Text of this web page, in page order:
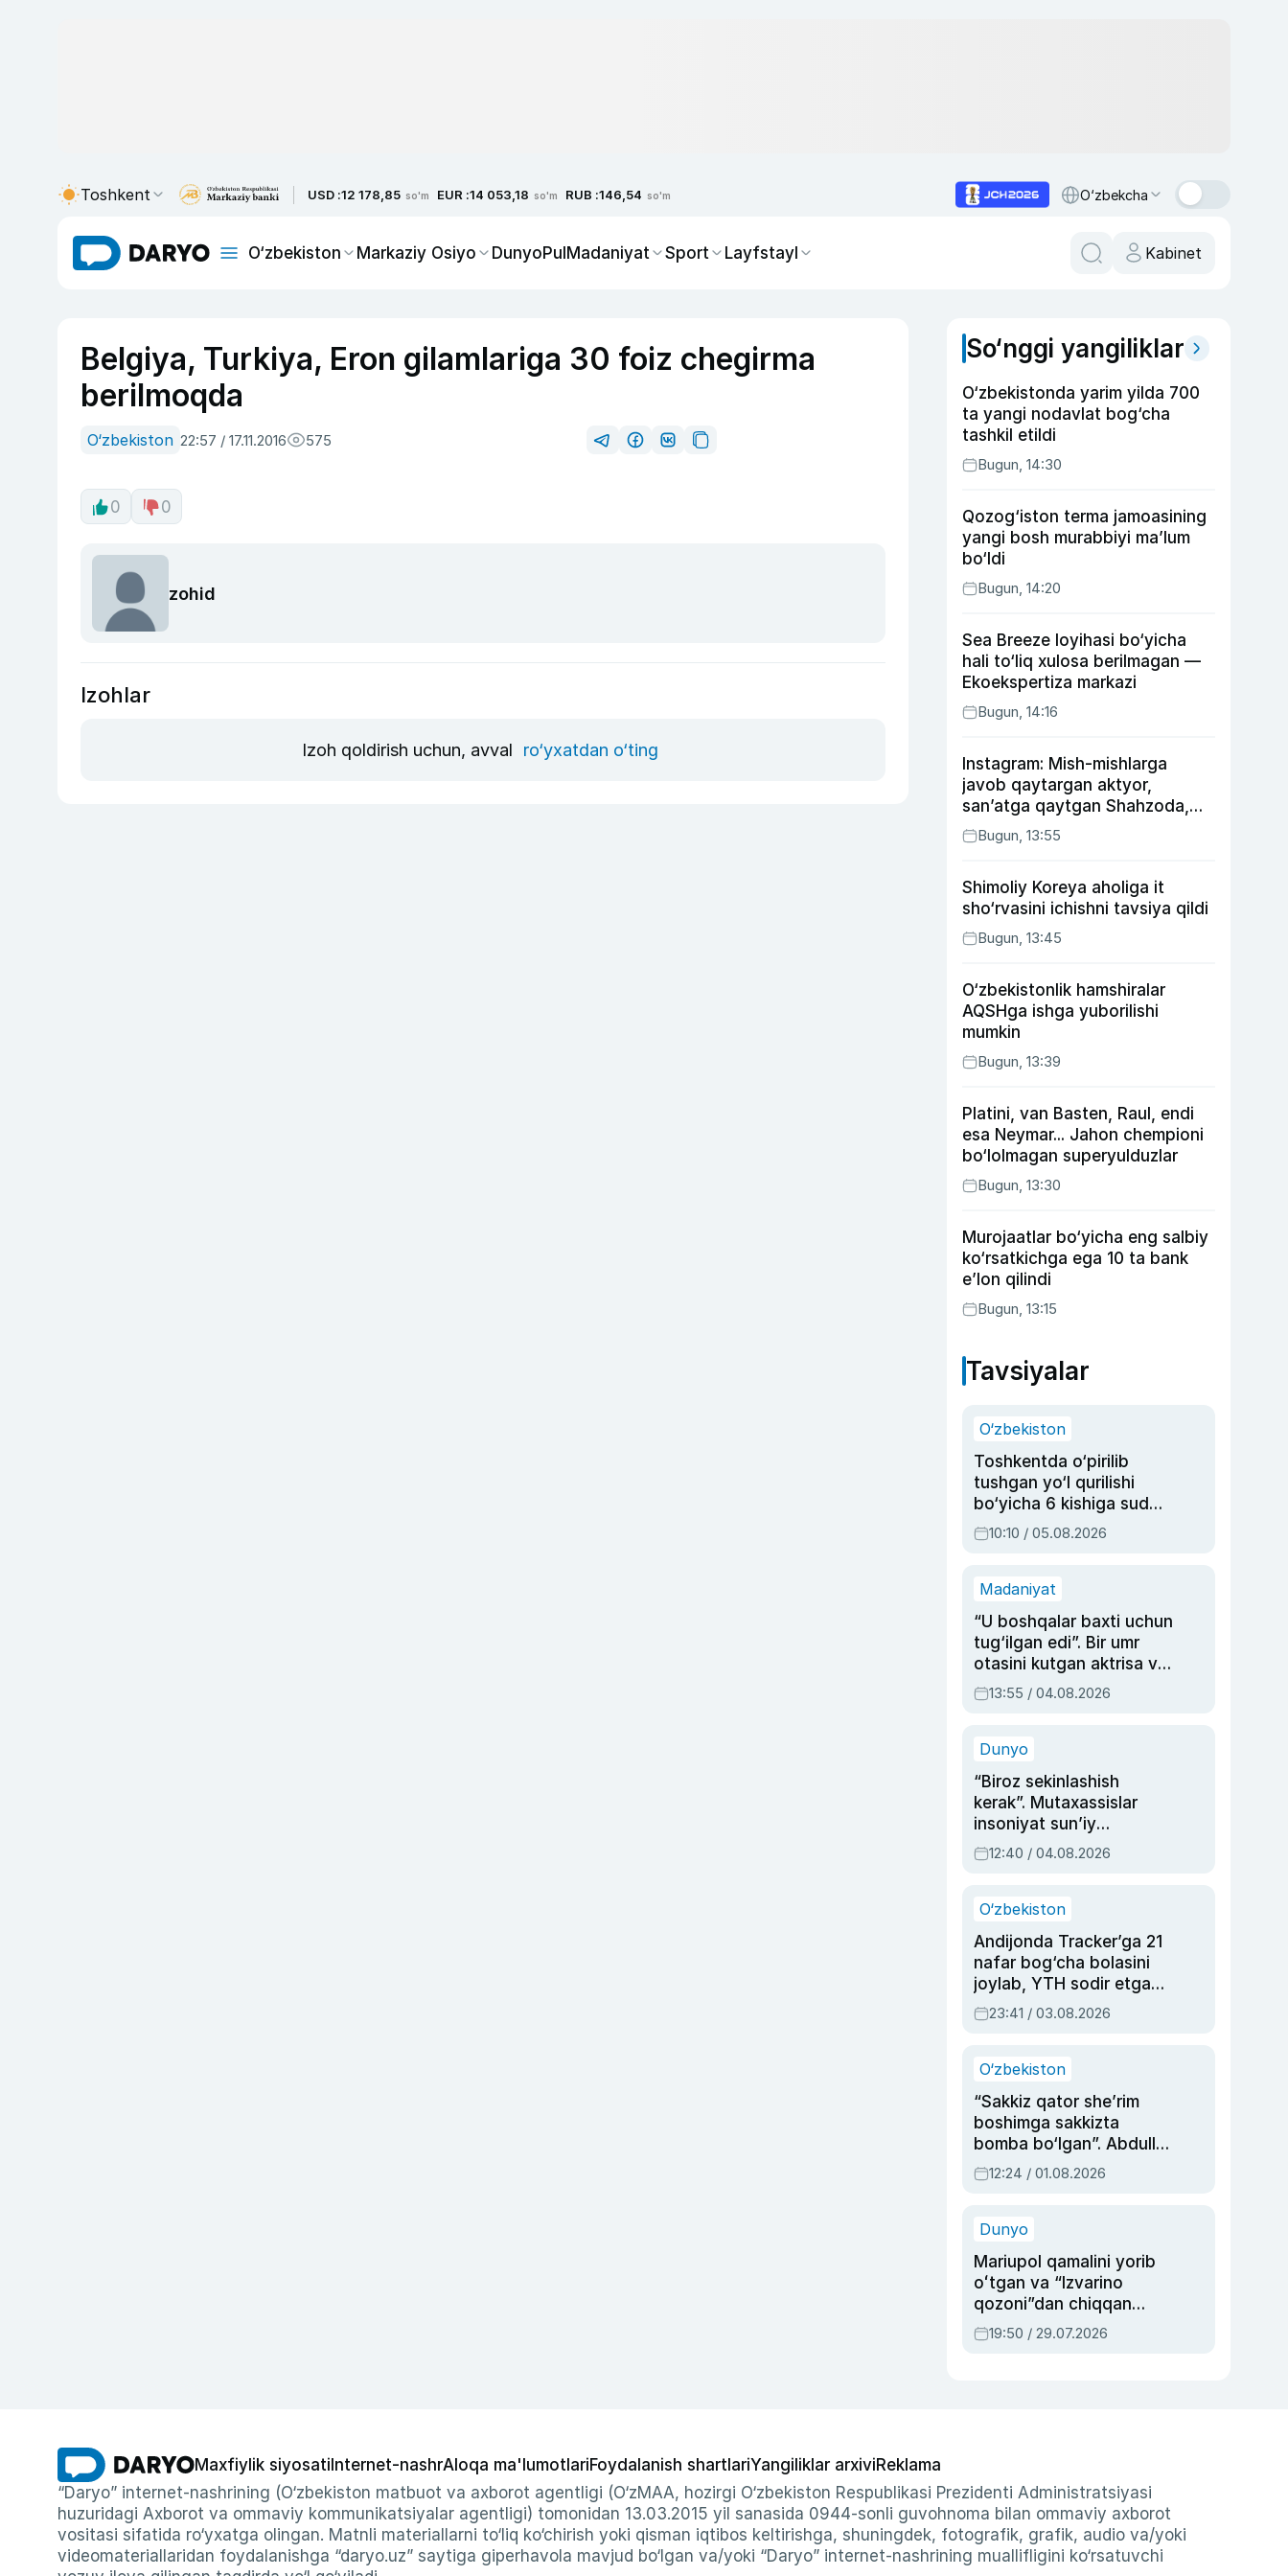
Toshkent USD :12 178,85 so'm EUR :14 053,18 so'm RUB :146,54 so'm O‘zbekcha
O‘zbekiston Markaziy Osiyo DunyoPulMadaniyat Sport Layfstayl Kabinet
Belgiya, Turkiya, Eron gilamlariga 30 foiz chegirma
berilmoqda
O‘zbekiston 22:57 / 17.11.2016 575
0 0
zohid
Izohlar
Izoh qoldirish uchun, avval ro‘yxatdan o‘ting
So‘nggi yangiliklar
O‘zbekistonda yarim yilda 700
ta yangi nodavlat bog‘cha
tashkil etildi
Bugun, 14:30
Qozog‘iston terma jamoasining
yangi bosh murabbiyi ma’lum
bo‘ldi
Bugun, 14:20
Sea Breeze loyihasi bo‘yicha
hali to‘liq xulosa berilmagan —
Ekoekspertiza markazi
Bugun, 14:16
Instagram: Mish-mishlarga
javob qaytargan aktyor,
san’atga qaytgan Shahzoda,
yo‘lga asfalt yotqizgan
Jahongir Otajonov
Bugun, 13:55
Shimoliy Koreya aholiga it
sho‘rvasini ichishni tavsiya qildi
Bugun, 13:45
O‘zbekistonlik hamshiralar
AQSHga ishga yuborilishi
mumkin
Bugun, 13:39
Platini, van Basten, Raul, endi
esa Neymar... Jahon chempioni
bo‘lolmagan superyulduzlar
Bugun, 13:30
Murojaatlar bo‘yicha eng salbiy
ko‘rsatkichga ega 10 ta bank
e’lon qilindi
Bugun, 13:15
Tavsiyalar
O‘zbekiston
Toshkentda o‘pirilib
tushgan yo‘l qurilishi
bo‘yicha 6 kishiga sud
hukmi o‘qildi
10:10 / 05.08.2026
Madaniyat
“U boshqalar baxti uchun
tug‘ilgan edi”. Bir umr
otasini kutgan aktrisa va
dublyaj ustasi Rimma
Ahmedovaning
13:55 / 04.08.2026
Dunyo
“Biroz sekinlashish
kerak”. Mutaxassislar
insoniyat sun’iy
intellektni boshqara
olmay qolishidan xavotir
12:40 / 04.08.2026
O‘zbekiston
Andijonda Tracker’ga 21
nafar bog‘cha bolasini
joylab, YTH sodir etgan
ayolga sud hukmi o‘qildi
23:41 / 03.08.2026
O‘zbekiston
“Sakkiz qator she’rim
boshimga sakkizta
bomba bo‘lgan”. Abdulla
Oripovni siyosiy
ayblovlardan asrab
12:24 / 01.08.2026
Dunyo
Mariupol qamalini yorib
oʻtgan va “Izvarino
qozoni”dan chiqqan
qahramon — Ukraina
armiyasi bosh
19:50 / 29.07.2026
Maxfiylik siyosati Internet-nashrAloqa ma'lumotlariFoydalanish shartlariYangiliklar arxiviReklama
“Daryo” internet-nashrining (O‘zbekiston matbuot va axborot agentligi (O‘zMAA, hozirgi O‘zbekiston Respublikasi Prezidenti Administratsiyasi
huzuridagi Axborot va ommaviy kommunikatsiyalar agentligi) tomonidan 13.03.2015 yil sanasida 0944-sonli guvohnoma bilan ommaviy axborot
vositasi sifatida ro‘yxatga olingan. Matnli materiallarni to‘liq ko‘chirish yoki qisman iqtibos keltirishga, shuningdek, fotografik, grafik, audio va/yoki
videomateriallaridan foydalanishga “daryo.uz” saytiga giperhavola mavjud bo‘lgan va/yoki “Daryo” internet-nashrining muallifligini ko‘rsatuvchi